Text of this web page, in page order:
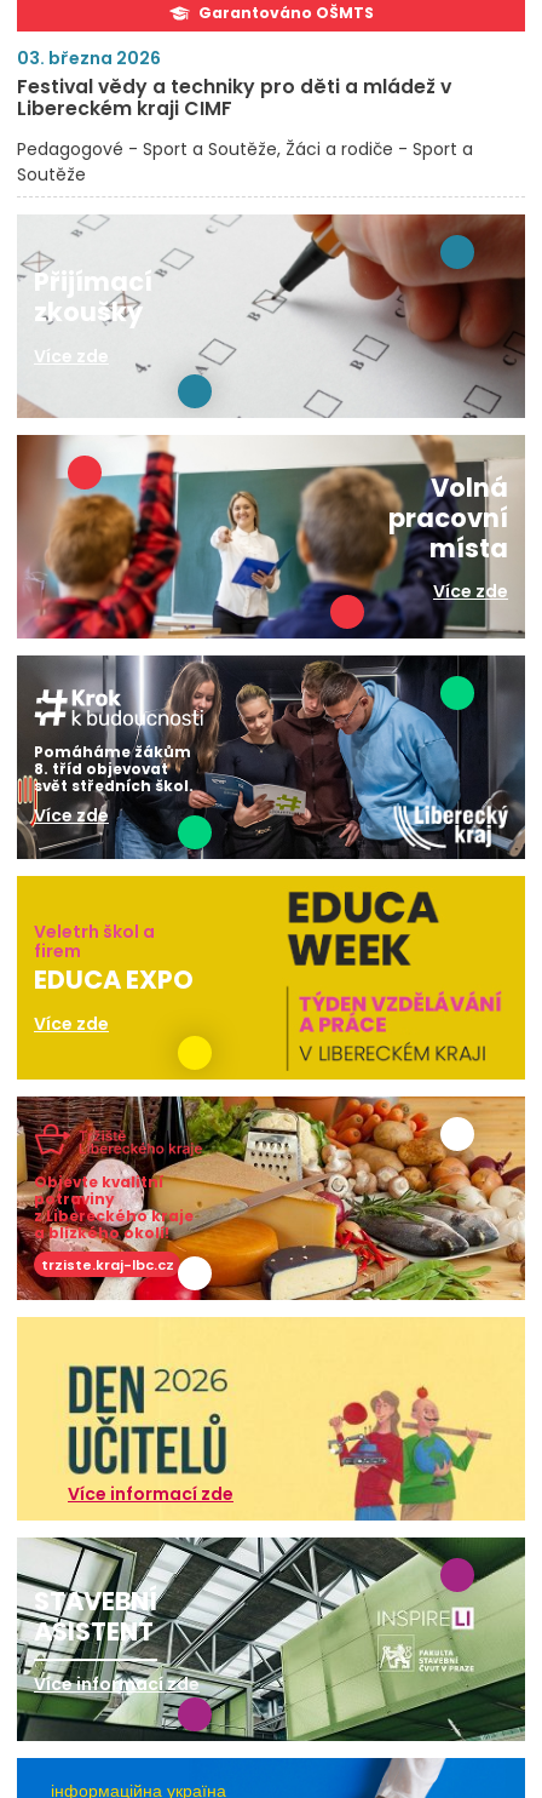
Garantováno OŠMTS
03. března 2026
Festival vědy a techniky pro děti a mládež v
Libereckém kraji CIMF
Pedagogové - Sport a Soutěže Žáci a rodiče - Sport a
Soutěže
Přijímací
zkoušky
Více zde
Volná
pracovní
místa
Více zde
Pomáháme žákům
8. tříd objevovat
svět středních škol.
Více zde
Veletrh škol a
firem
EDUCA EXPO
Více zde
Objevte kvalitní
potraviny
z Libereckého kraje
a blízkého okolí!
trziste.kraj-lbc.cz
Více informací zde
STAVEBNÍ
ASISTENT
Více informací zde
інформаційна україна